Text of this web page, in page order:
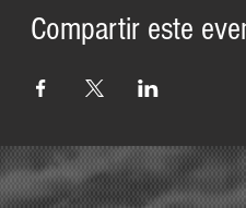
Compartir este